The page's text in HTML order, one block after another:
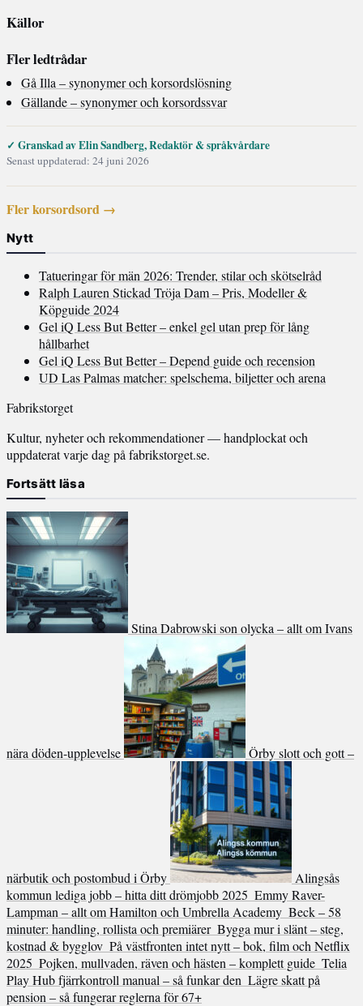
Källor
Fler ledtrådar
Gå Illa – synonymer och korsordslösning
Gällande – synonymer och korsordssvar
✓ Granskad av Elin Sandberg, Redaktör & språkvårdare
Senast uppdaterad: 24 juni 2026
Fler korsordsord →
Nytt
Tatueringar för män 2026: Trender, stilar och skötselråd
Ralph Lauren Stickad Tröja Dam – Pris, Modeller &
Köpguide 2024
Gel iQ Less But Better – enkel gel utan prep för lång
hållbarhet
Gel iQ Less But Better – Depend guide och recension
UD Las Palmas matcher: spelschema, biljetter och arena
Fabrikstorget
Kultur, nyheter och rekommendationer — handplockat och
uppdaterat varje dag på fabrikstorget.se.
Fortsätt läsa
Stina Dabrowski son olycka – allt om Ivans
nära döden-upplevelse Örby slott och gott –
närbutik och postombud i Örby
Alingsås
kommun lediga jobb – hitta ditt drömjobb 2025 Emmy Raver-
Lampman – allt om Hamilton och Umbrella Academy Beck – 58
minuter: handling, rollista och premiärer Bygga mur i slänt – steg,
kostnad & bygglov På västfronten intet nytt – bok, film och Netflix
2025 Pojken, mullvaden, räven och hästen – komplett guide Telia
Play Hub fjärrkontroll manual – så funkar den Lägre skatt på
pension – så fungerar reglerna för 67+